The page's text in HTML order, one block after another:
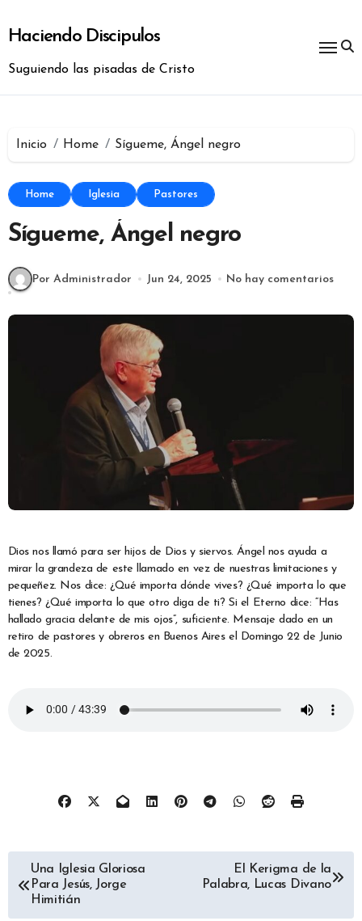
contenido
Haciendo Discipulos
Suguiendo las pisadas de Cristo
Inicio Home Sígueme, Ángel negro
Home Iglesia Pastores
Sígueme, Ángel negro
Por Administrador Jun 24, 2025 No hay comentarios
Dios nos llamó para ser hijos de Dios y siervos. Ángel nos ayuda a
mirar la grandeza de este llamado en vez de nuestras limitaciones y
pequeñez. Nos dice: ¿Qué importa dónde vives? ¿Qué importa lo que
tienes? ¿Qué importa lo que otro diga de ti? Si el Eterno dice: “Has
hallado gracia delante de mis ojos”, suficiente. Mensaje dado en un
retiro de pastores y obreros en Buenos Aires el Domingo 22 de Junio
de 2025.
Navegación
de
Una Iglesia Gloriosa
Para Jesús, Jorge
Himitián
El Kerigma de la
Palabra, Lucas Divano